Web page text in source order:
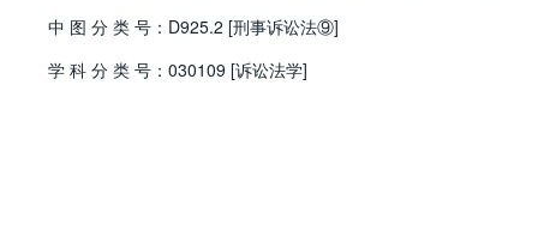
中 图 分 类 号： D925.2 [刑事诉讼法⑨]
学 科 分 类 号： 030109 [诉讼法学]